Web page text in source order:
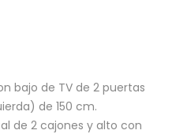
bajo de TV de 2 puertas
de 150 cm.
de 2 cajones y alto con